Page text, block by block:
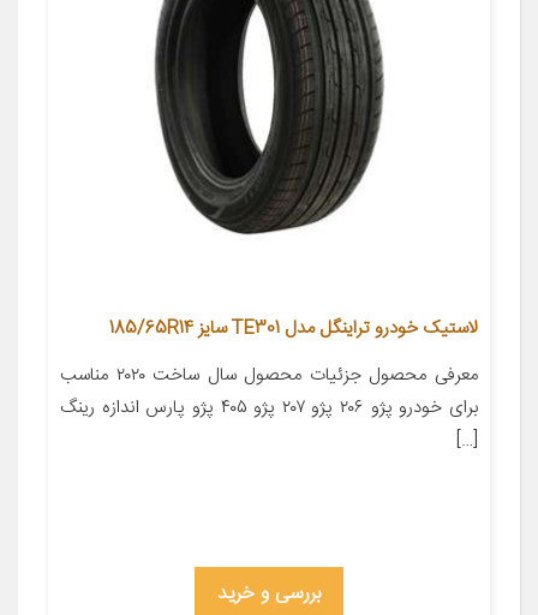
لاستیک خودرو تراینگل مدل TE301 سایز 185/65R14
معرفی محصول جزئیات محصول سال ساخت ۲۰۲۰ مناسب
برای خودرو پژو ۲۰۶ پژو ۲۰۷ پژو ۴۰۵ پژو پارس اندازه رینگ
[…]
بررسی و خرید